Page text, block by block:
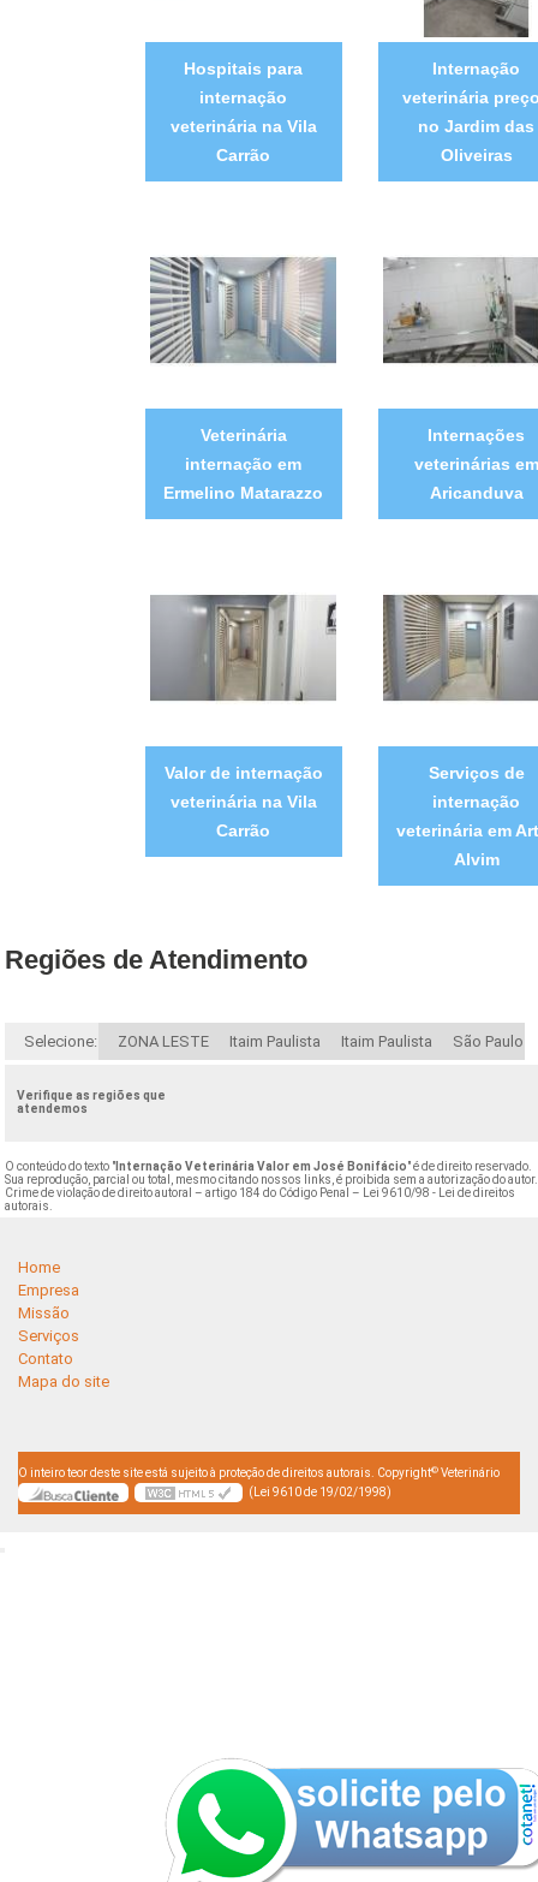
Hospitais para
internação
veterinária na Vila
Carrão
Internação
veterinária
no Jardim das
Oliveiras
Veterinária
internação em
Ermelino Matarazzo
Internações
veterinárias em
Aricanduva
Valor de internação
veterinária na Vila
Carrão
Serviços de
internação
veterinária em
Alvim
Regiões de Atendimento
Selecione: ZONA LESTE Itaim Paulista Itaim Paulista São Paulo
Verifique as regiões que
atendemos
O conteúdo do texto " Internação Veterinária Valor em José Bonifácio" é de direito reservado.
Sua reprodução, parcial ou total, mesmo citando nossos links, é proibida sem a autorização do autor.
Crime de violação de direito autoral – artigo 184 do Código Penal –
Lei 9610/98 - Lei de direitos
autorais
Home
Empresa
Missão
Serviços
Contato
Mapa do site
O inteiro teor deste site está sujeito à proteção de direitos autorais. Copyright© Veterinário
(Lei 9610 de 19/02/1998)